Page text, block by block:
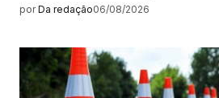
por Da redação06/08/2026